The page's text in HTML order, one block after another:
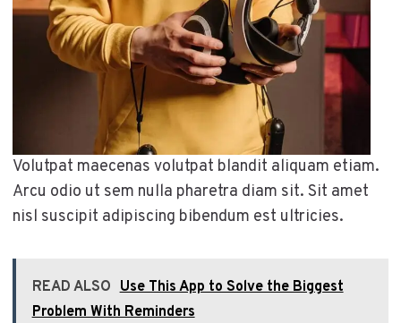
Volutpat maecenas volutpat blandit aliquam etiam.
Arcu odio ut sem nulla pharetra diam sit. Sit amet
nisl suscipit adipiscing bibendum est ultricies.
READ ALSO Use This App to Solve the Biggest
Problem With Reminders